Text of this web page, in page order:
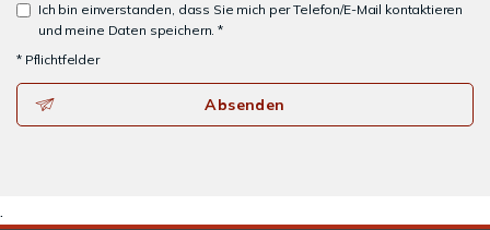
Ich bin einverstanden, dass Sie mich per Telefon/E-Mail kontaktieren
und meine Daten speichern. *
* Pflichtfelder
Absenden
.